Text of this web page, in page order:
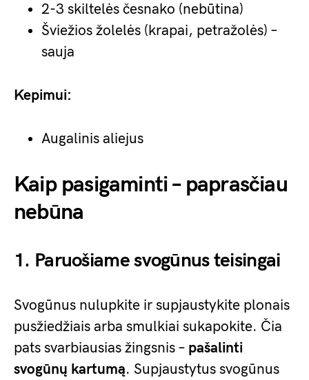
2-3 skiltelės česnako (nebūtina)
Šviežios žolelės (krapai, petražolės) –
sauja
Kepimui:
Augalinis aliejus
Kaip pasigaminti – paprasčiau
nebūna
1. Paruošiame svogūnus teisingai
Svogūnus nulupkite ir supjaustykite plonais
pusžiedžiais arba smulkiai sukapokite. Čia
pats svarbiausias žingsnis – pašalinti
svogūnų kartumą. Supjaustytus svogūnus